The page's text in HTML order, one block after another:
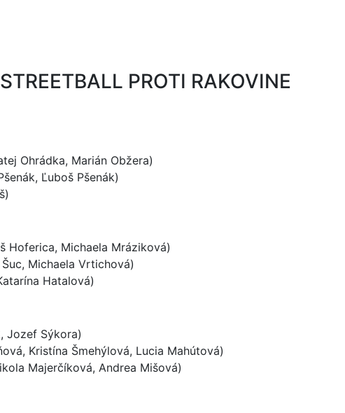
PROTI RAKOVINE
Ohrádka, Marián Obžera)
Ľuboš Pšenák)
Hoferica, Michaela Mráziková)
Michaela Vrtichová)
Hatalová)
Jozef Sýkora)
Kristína Šmehýlová, Lucia Mahútová)
Majerčíková, Andrea Mišová)